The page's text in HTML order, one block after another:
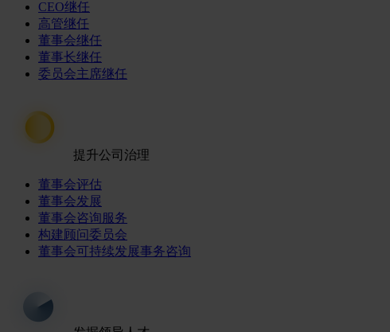
CEO继任
高管继任
董事会继任
董事长继任
委员会主席继任
提升公司治理
董事会评估
董事会发展
董事会咨询服务
构建顾问委员会
董事会可持续发展事务咨询